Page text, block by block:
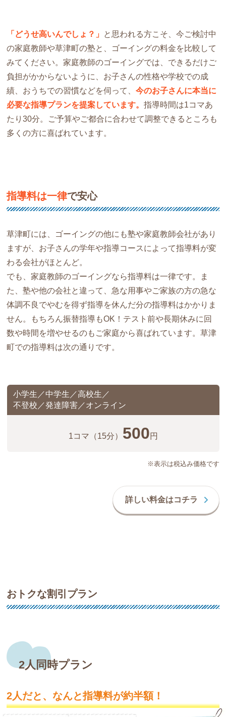
「どうせ高いんでしょ？」 と思われる方こそ、今ご検討中
の家庭教師や草津町の塾と、ゴーイングの料金を比較して
みてください。家庭教師のゴーイングでは、できるだけご
負担がかからないように、お子さんの性格や学校での成
績、おうちでの習慣などを伺って、今のお子さんに本当に
必要な指導プランを提案しています。指導時間は1コマあ
たり30分。ご予算やご都合に合わせて調整できるところも
多くの方に喜ばれています。
指導料は一律で安心
草津町には、ゴーイングの他にも塾や家庭教師会社があり
ますが、お子さんの学年や指導コースによって指導料が変
わる会社がほとんど。
でも、家庭教師のゴーイングなら指導料は一律です。ま
た、塾や他の会社と違って、急な用事やご家族の方の急な
体調不良でやむを得ず指導を休んだ分の指導料はかかりま
せん。もちろん振替指導もOK！テスト前や長期休みに回
数や時間を増やせるのもご家庭から喜ばれています。草津
町での指導料は次の通りです。
※表示は税込み価格です
小学生／中学生／高校生／
不登校／発達障害／オンライン
1コマ （15分） 500 円
詳しい料金はコチラ
おトクな割引プラン
2人同時プラン
2人だと、なんと指導料が約半額！